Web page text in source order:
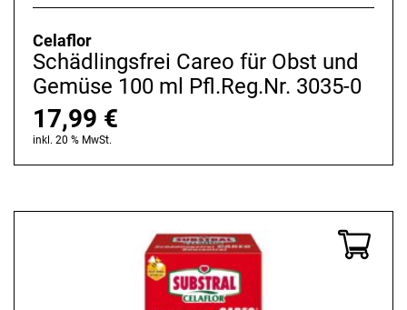
Celaflor
Schädlingsfrei Careo für Obst und
Gemüse 100 ml Pfl.Reg.Nr. 3035-0
17,99 €
inkl. 20 % MwSt.